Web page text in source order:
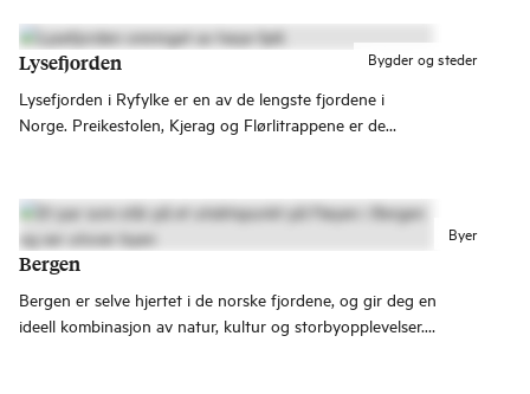
Bygder og steder
Lysefjorden
Lysefjorden i Ryfylke er en av de lengste fjordene i
Norge. Preikestolen, Kjerag og Flørlitrappene er de
Byer
Bergen
Bergen er selve hjertet i de norske fjordene, og gir deg en
ideell kombinasjon av natur, kultur og storbyopplevelser.